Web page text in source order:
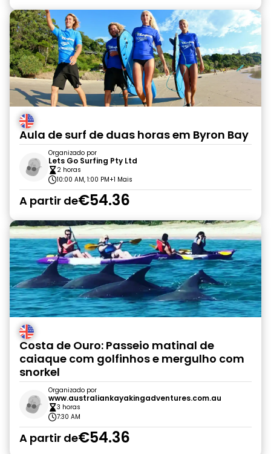
Aula de surf de duas horas em Byron Bay
Organizado por
Lets Go Surfing Pty Ltd
2 horas
10:00 AM, 1:00 PM+1 Mais
A partir de€54.36
Costa de Ouro: Passeio matinal de
caiaque com golfinhos e mergulho com
snorkel
Organizado por
www.australiankayakingadventures.com.au
3 horas
7:30 AM
A partir de€54.36